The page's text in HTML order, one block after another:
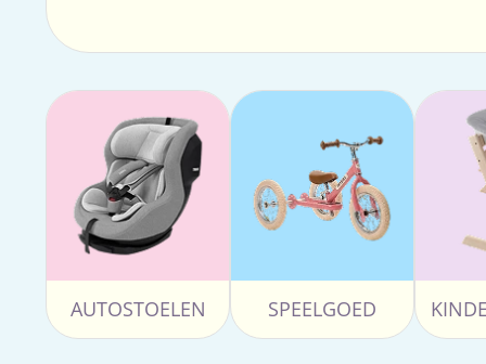
AUTOSTOELEN SPEELGOED